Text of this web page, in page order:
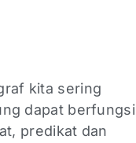
kita sering
dapat berfungsi
predikat dan